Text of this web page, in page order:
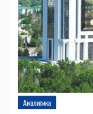
Аналитика